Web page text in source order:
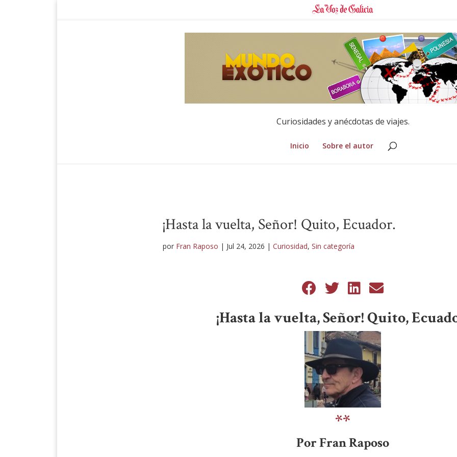
Curiosidades y anécdotas de viajes.
Inicio Sobre el autor
¡Hasta la vuelta, Señor! Quito, Ecuador.
por Fran Raposo | Jul 24, 2026 |Curiosidad,Sin categoría
¡Hasta la vuelta, Señor! Quito,
**
Por Fran Raposo